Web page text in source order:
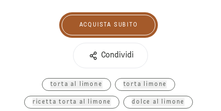
Acquista subito
ACQUISTA SUBITO
Condividi
torta al limone torta limone
ricetta torta al limone dolce al limone